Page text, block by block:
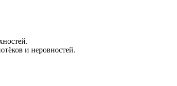
и неровностей.